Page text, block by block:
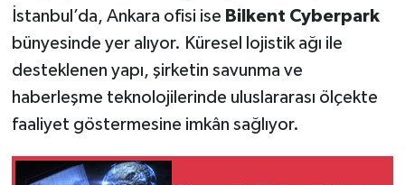
İstanbul’da, Ankara ofisi ise Bilkent Cyberpark
bünyesinde yer alıyor. Küresel lojistik ağı ile
desteklenen yapı, şirketin savunma ve
haberleşme teknolojilerinde uluslararası ölçekte
faaliyet göstermesine imkân sağlıyor.